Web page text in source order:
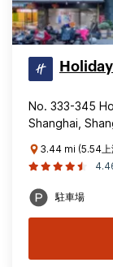
No. 333-345
Shanghai,
3.44 mi (5.54上
駐車場